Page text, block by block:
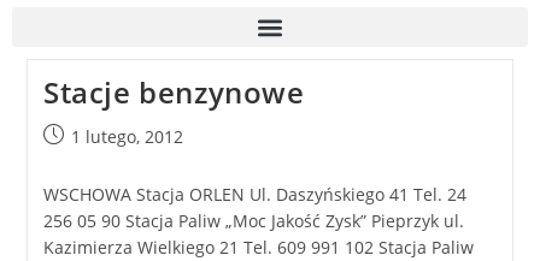
Stacje benzynowe
1 lutego, 2012
WSCHOWA Stacja ORLEN Ul. Daszyńskiego 41 Tel. 24
256 05 90 Stacja Paliw „Moc Jakość Zysk” Pieprzyk ul.
Kazimierza Wielkiego 21 Tel. 609 991 102 Stacja Paliw